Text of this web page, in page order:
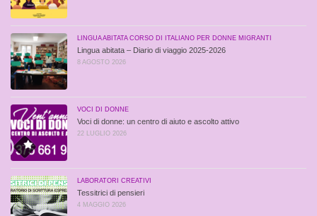
LINGUA ABITATA CORSO DI ITALIANO PER DONNE MIGRANTI
Lingua abitata – Diario di viaggio 2025-2026
8 AGOSTO 2026
VOCI DI DONNE
Voci di donne: un centro di aiuto e ascolto attivo
22 LUGLIO 2026
LABORATORI CREATIVI
Tessitrici di pensieri
4 MAGGIO 2026